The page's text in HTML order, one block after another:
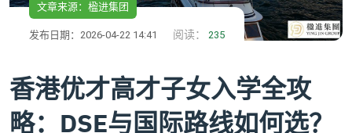
文章来源：楹进集团
发布日期：2026-04-22 14:41 阅读： 235
香港优才高才子女入学全攻
略：DSE与国际路线如何选？